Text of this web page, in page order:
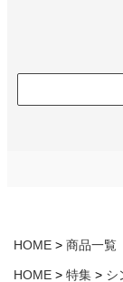
HOME 商品一覧
HOME 特集 シ